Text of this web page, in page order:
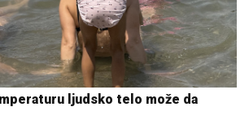
ljudsko telo može da